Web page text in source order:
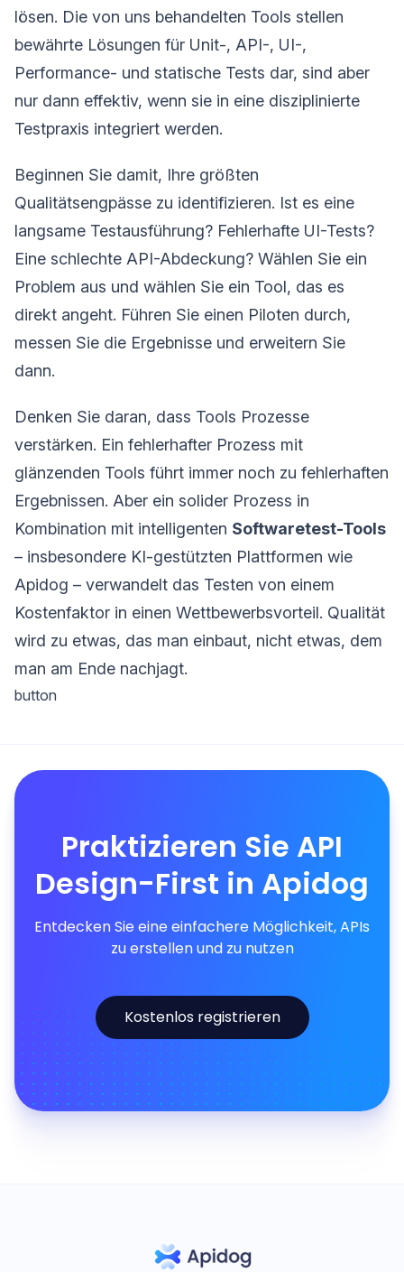
lösen. Die von uns behandelten Tools stellen
bewährte Lösungen für Unit-, API-, UI-,
Performance- und statische Tests dar, sind aber
nur dann effektiv, wenn sie in eine disziplinierte
Testpraxis integriert werden.
Beginnen Sie damit, Ihre größten
Qualitätsengpässe zu identifizieren. Ist es eine
langsame Testausführung? Fehlerhafte UI-Tests?
Eine schlechte API-Abdeckung? Wählen Sie ein
Problem aus und wählen Sie ein Tool, das es
direkt angeht. Führen Sie einen Piloten durch,
messen Sie die Ergebnisse und erweitern Sie
dann.
Denken Sie daran, dass Tools Prozesse
verstärken. Ein fehlerhafter Prozess mit
glänzenden Tools führt immer noch zu fehlerhaften
Ergebnissen. Aber ein solider Prozess in
Kombination mit intelligenten Softwaretest-Tools
– insbesondere KI-gestützten Plattformen wie
Apidog – verwandelt das Testen von einem
Kostenfaktor in einen Wettbewerbsvorteil. Qualität
wird zu etwas, das man einbaut, nicht etwas, dem
man am Ende nachjagt.
button
Praktizieren Sie API
Design-First in Apidog
Entdecken Sie eine einfachere Möglichkeit, APIs
zu erstellen und zu nutzen
Kostenlos registrieren